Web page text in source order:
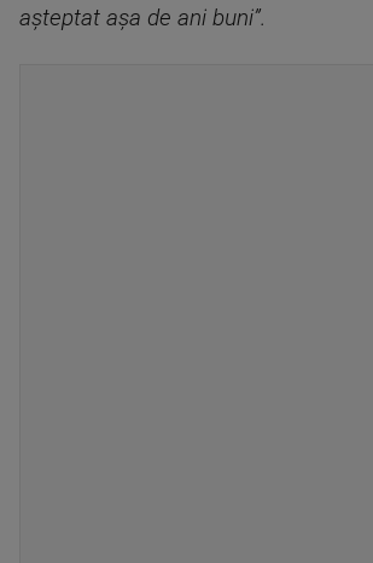
așteptat așa de ani buni”.